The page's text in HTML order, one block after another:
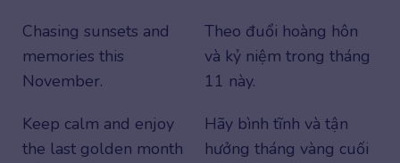
Chasing sunsets and
memories this
November.
Theo đuổi hoàng hôn
và kỷ niệm trong tháng
11 này.
Keep calm and enjoy
the last golden month
Hãy bình tĩnh và tận
hưởng tháng vàng cuối